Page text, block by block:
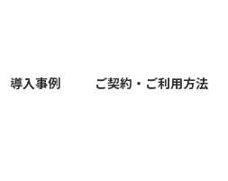
導入事例 ご契約・ご利用方法